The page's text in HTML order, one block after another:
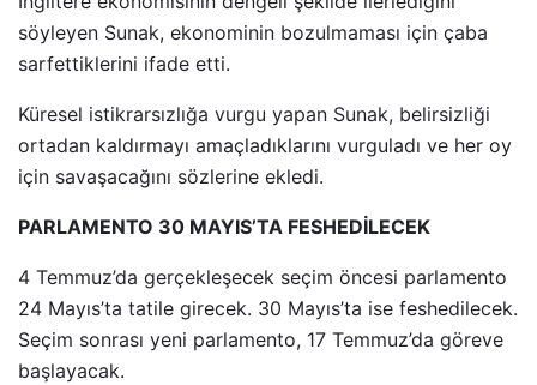
söyleyen Sunak, ekonominin bozulmaması için çaba
sarfettiklerini ifade etti.
Küresel istikrarsızlığa vurgu yapan Sunak, belirsizliği
ortadan kaldırmayı amaçladıklarını vurguladı ve her oy
için savaşacağını sözlerine ekledi.
PARLAMENTO 30 MAYIS’TA FESHEDİLECEK
4 Temmuz’da gerçekleşecek seçim öncesi parlamento
24 Mayıs’ta tatile girecek. 30 Mayıs’ta ise feshedilecek.
Seçim sonrası yeni parlamento, 17 Temmuz’da göreve
başlayacak.